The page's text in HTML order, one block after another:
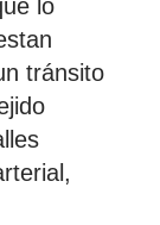
lo
tránsito